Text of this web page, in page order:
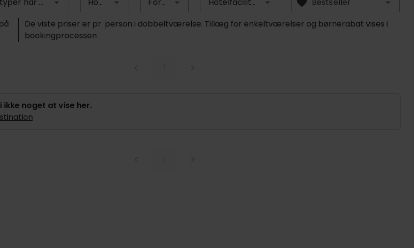
De viste priser er pr. person i dobbeltværelse. Tillæg for enkeltværelser og børnerabat vises i
bookingprocessen
ikke noget at vise her.